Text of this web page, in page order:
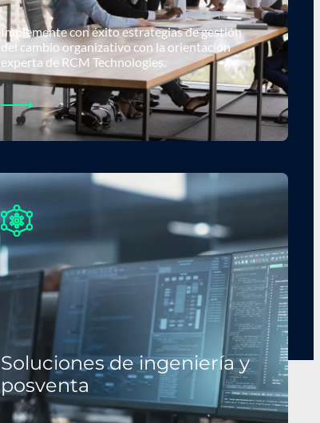
Implemente con éxito estrategias de gestión
del cambio organizativo con la orientación
experta de RCM Technologies.
Soluciones de ingeniería y
posventa